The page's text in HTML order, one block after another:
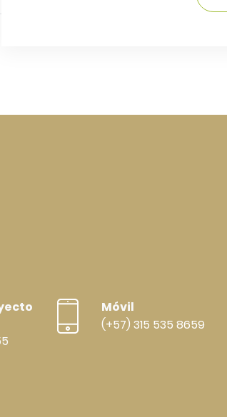
Móvil
(+57) 315 535 8659